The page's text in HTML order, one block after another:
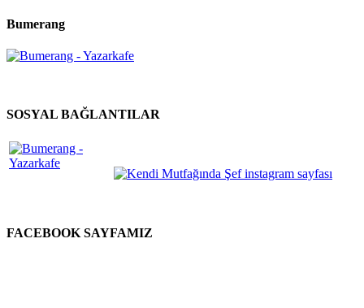
Bumerang
SOSYAL BAĞLANTILAR
FACEBOOK SAYFAMIZ